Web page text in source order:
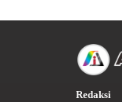
Redaksi